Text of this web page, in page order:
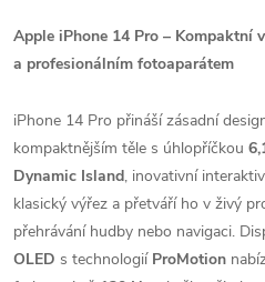
Apple iPhone 14 Pro – Kompaktní
a profesionálním fotoaparátem
iPhone 14 Pro přináší zásadní
kompaktnějším těle s úhlopříčkou
Dynamic Island, inovativní
klasický výřez a přetváří ho v živý
přehrávání hudby nebo navigaci.
OLED s technologií ProMotion